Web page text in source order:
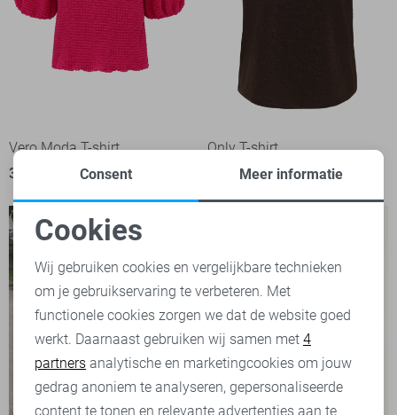
Vero Moda T-shirt
39,99
Only T-shirt
21,99
Noodzakelijke cookies
Personalisatie cookies
Analytische cookies
Marketing cookies
Consent Meer informatie
Cookies
Wij gebruiken cookies en vergelijkbare technieken
om je gebruikservaring te verbeteren. Met
functionele cookies zorgen we dat de website goed
werkt. Daarnaast gebruiken wij samen met 4
partners analytische en marketingcookies om jouw
gedrag anoniem te analyseren, gepersonaliseerde
content te tonen en relevante advertenties aan te